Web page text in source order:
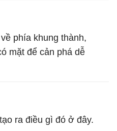
phía khung thành,
mặt để cản phá dễ
ra điều gì đó ở đây.